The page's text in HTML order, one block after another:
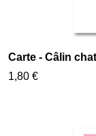
Carte - Câlin chat
1,80 €